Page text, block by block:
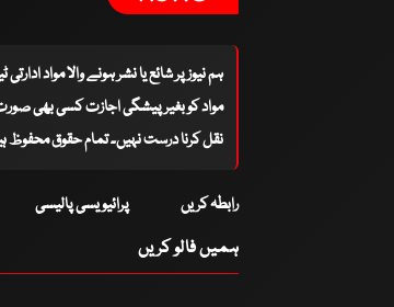
ہم نیوز پر شائع یا نشر ہونے والا مواد
مواد کو بغیر پیشگی اجازت کسی بھی
نقل کرنا درست نہیں۔ تمام حقوق محفوظ ہیں
رابطہ کریں پرائیویسی پالیسی
ہمیں فالو کریں